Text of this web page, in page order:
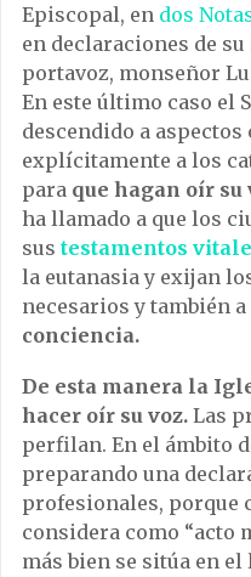
Episcopal, en dos
en declaraciones de
portavoz, monseñor
En este último caso el
descendido a
explícitamente a los
para que hagan oír
ha llamado a que los
sus testamentos
la eutanasia y exijan
necesarios y también
conciencia.
De esta manera la
hacer oír su voz. Las
perfilan. En el ámbito
preparando una
profesionales, porque
considera como “acto
más bien se sitúa en